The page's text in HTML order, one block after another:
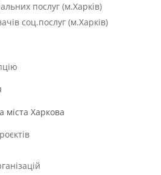
послуг (м.Харків)
соц.послуг (м.Харків)
міста Харкова